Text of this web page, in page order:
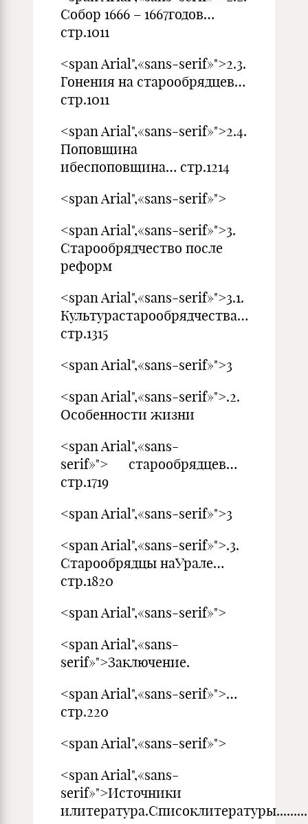
Собор 1666 – 1667годов…
стр.1011
<span Arial",«sans-serif»">2.3.
Гонения на старообрядцев…
стр.1011
<span Arial",«sans-serif»">2.4.
Поповщина
ибеспоповщина… стр.1214
<span Arial",«sans-serif»">
<span Arial",«sans-serif»">3.
Старообрядчество после
реформ
<span Arial",«sans-serif»">3.1.
Культурастарообрядчества…
стр.1315
<span Arial",«sans-serif»">3
<span Arial",«sans-serif»">.2.
Особенности жизни
<span Arial",«sans-
serif»"> старообрядцев…
стр.1719
<span Arial",«sans-serif»">3
<span Arial",«sans-serif»">.3.
Старообрядцы наУрале…
стр.1820
<span Arial",«sans-serif»">
<span Arial",«sans-
serif»">Заключение.
<span Arial",«sans-serif»">…
стр.220
<span Arial",«sans-serif»">
<span Arial",«sans-
serif»">Источники